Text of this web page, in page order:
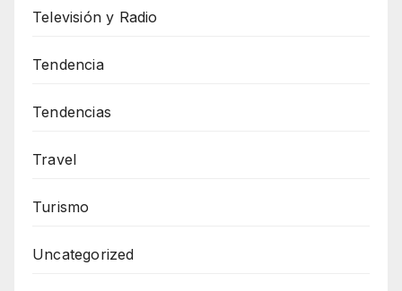
Televisión y Radio
Tendencia
Tendencias
Travel
Turismo
Uncategorized